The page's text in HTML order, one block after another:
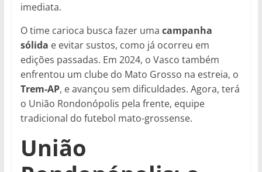
imediata.
O time carioca busca fazer uma campanha
sólida e evitar sustos, como já ocorreu em
edições passadas. Em 2024, o Vasco também
enfrentou um clube do Mato Grosso na estreia, o
Trem-AP, e avançou sem dificuldades. Agora, terá
o União Rondonópolis pela frente, equipe
tradicional do futebol mato-grossense.
União